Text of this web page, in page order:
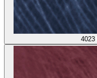
4023